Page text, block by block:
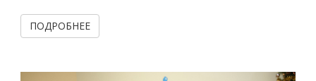
ПОДРОБНЕЕ